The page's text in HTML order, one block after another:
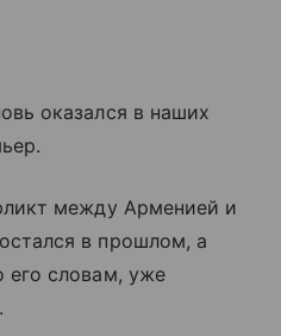
оказался в наших
между Арменией и
в прошлом, а
его словам, уже